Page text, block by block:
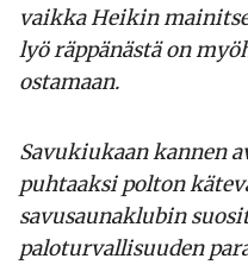
vaikka Heikin
lyö räppänästä on
ostamaan.
Savukiukaan kannen
puhtaaksi polton
savusaunaklubin
paloturvallisuuden